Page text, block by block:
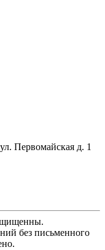
Первомайская д. 1
без письменного